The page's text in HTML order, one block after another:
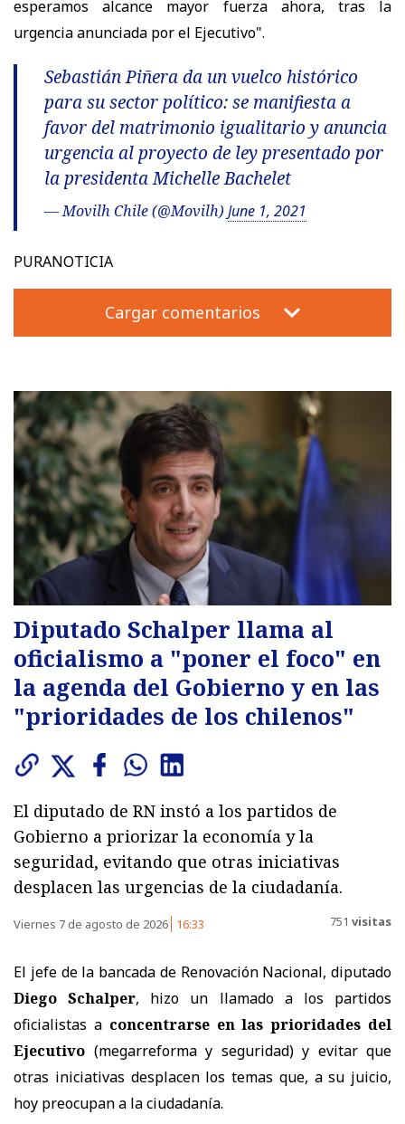
esperamos alcance mayor fuerza ahora, tras la
urgencia anunciada por el Ejecutivo".
Sebastián Piñera da un vuelco histórico
para su sector político: se manifiesta a
favor del matrimonio igualitario y anuncia
urgencia al proyecto de ley presentado por
la presidenta Michelle Bachelet
— Movilh Chile (@Movilh) June 1, 2021
PURANOTICIA
Cargar comentarios
Diputado Schalper llama al
oficialismo a "poner el foco" en
la agenda del Gobierno y en las
"prioridades de los chilenos"
El diputado de RN instó a los partidos de
Gobierno a priorizar la economía y la
seguridad, evitando que otras iniciativas
desplacen las urgencias de la ciudadanía.
Viernes 7 de agosto de 2026 16:33 751 visitas
El jefe de la bancada de Renovación Nacional, diputado
Diego Schalper, hizo un llamado a los partidos
oficialistas aconcentrarse en las prioridades del
Ejecutivo (megarreforma y seguridad) y evitar que
otras iniciativas desplacen los temas que, a su juicio,
hoy preocupan a la ciudadanía.